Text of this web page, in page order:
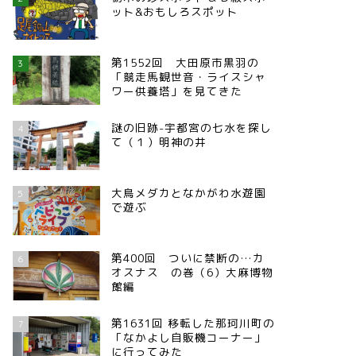
ット&おもしろスポット
3
第1552回 大田原市黒羽の
「競走馬観世音・ライスシャ
ワー供養塔」を見てきた
4
謎の旧跡-宇都宮の七水を探し
て（１）明神の井
5
大鳥メダカとなかがわ水遊園
で遊ぶ
6
第400回 ついに禁断の…カ
オスナス の巻（6）大麻博物
館編
7
第1631回 移転した那珂川町の
「なかよし自販機コーナー」
に行ってみた